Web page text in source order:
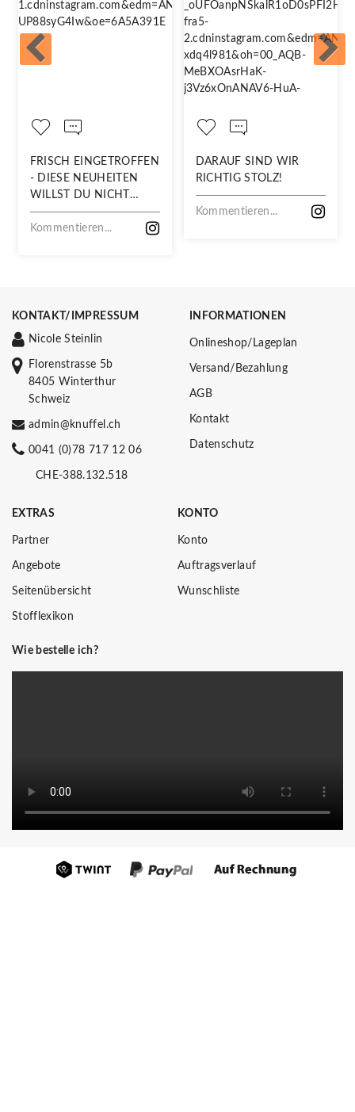
FRISCH EINGETROFFEN
- DIESE NEUHEITEN
WILLST DU NICHT
VERPASSEN!
Kommentieren...
DARAUF SIND WIR
RICHTIG STOLZ!
Kommentieren...
KONTAKT/IMPRESSUM
Nicole Steinlin
Florenstrasse 5b
8405 Winterthur
Schweiz
admin@knuffel.ch
0041 (0)78 717 12 06
CHE-388.132.518
INFORMATIONEN
Onlineshop/Lageplan
Versand/Bezahlung
AGB
Kontakt
Datenschutz
EXTRAS
Partner
Angebote
Seitenübersicht
Stofflexikon
KONTO
Konto
Auftragsverlauf
Wunschliste
Wie bestelle ich?